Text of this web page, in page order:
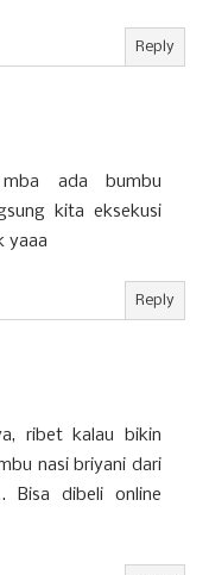
Reply
ada bumbu
kita eksekusi
yaaa
Reply
ribet kalau bikin
nasi briyani dari
Bisa dibeli online